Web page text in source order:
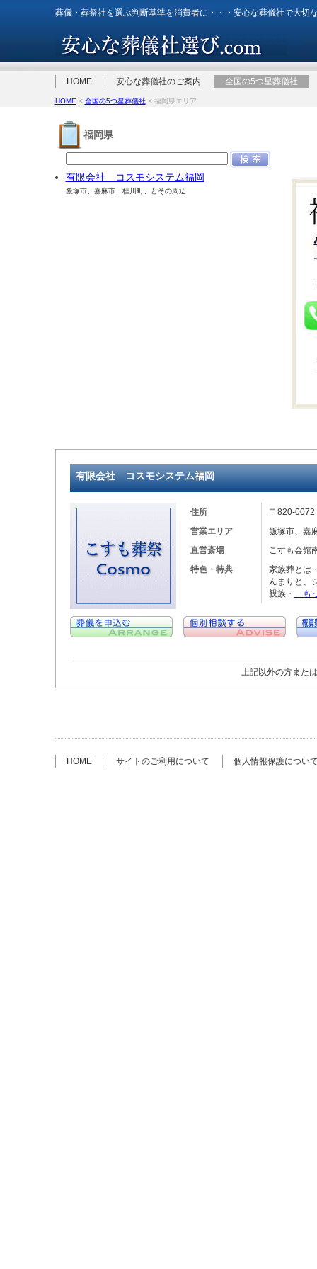
葬儀・葬祭社を選ぶ判断基準を消費者に・・・安心な葬儀社で大切
HOME 安心な葬儀社のご案内 全国の5つ星葬儀社
HOME < 全国の5つ星葬儀社< 福岡県エリア
福岡県
有限会社 コスモシステム福岡
飯塚市、嘉麻市、桂川町、とその周辺
有限会社 コスモシステム福岡
住所
〒820-
営業エリア
飯塚市、嘉
直営斎場
こすも会館
特色・特典
家族葬とは
んまりと、
親族・ …も
上記以外の方また
HOME サイトのご利用について 個人情報保護につい